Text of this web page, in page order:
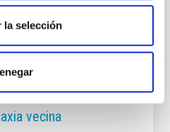
la selección
encuentra
estrellas del
vecina